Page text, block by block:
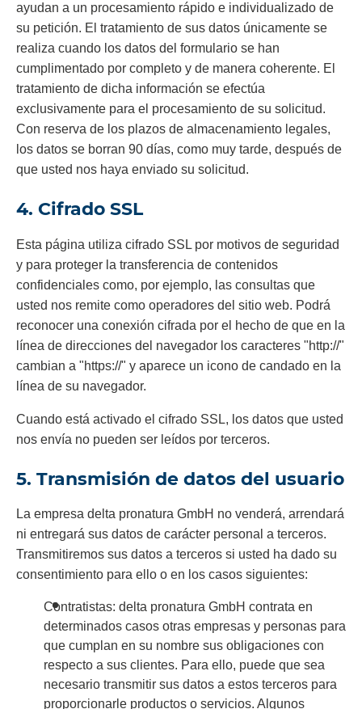
ayudan a un procesamiento rápido e individualizado de
su petición. El tratamiento de sus datos únicamente se
realiza cuando los datos del formulario se han
cumplimentado por completo y de manera coherente. El
tratamiento de dicha información se efectúa
exclusivamente para el procesamiento de su solicitud.
Con reserva de los plazos de almacenamiento legales,
los datos se borran 90 días, como muy tarde, después de
que usted nos haya enviado su solicitud.
4. Cifrado SSL
Esta página utiliza cifrado SSL por motivos de seguridad
y para proteger la transferencia de contenidos
confidenciales como, por ejemplo, las consultas que
usted nos remite como operadores del sitio web. Podrá
reconocer una conexión cifrada por el hecho de que en la
línea de direcciones del navegador los caracteres "http://"
cambian a "https://" y aparece un icono de candado en la
línea de su navegador.
Cuando está activado el cifrado SSL, los datos que usted
nos envía no pueden ser leídos por terceros.
5. Transmisión de datos del usuario
La empresa delta pronatura GmbH no venderá, arrendará
ni entregará sus datos de carácter personal a terceros.
Transmitiremos sus datos a terceros si usted ha dado su
consentimiento para ello o en los casos siguientes:
Contratistas: delta pronatura GmbH contrata en
determinados casos otras empresas y personas para
que cumplan en su nombre sus obligaciones con
respecto a sus clientes. Para ello, puede que sea
necesario transmitir sus datos a estos terceros para
proporcionarle productos o servicios. Algunos